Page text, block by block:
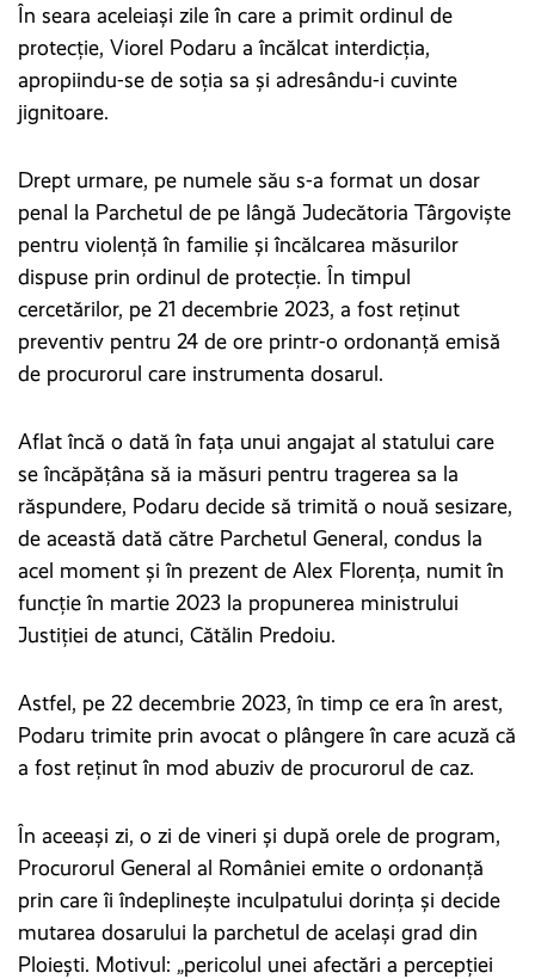
În seara aceleiași zile în care a primit ordinul de
protecție, Viorel Podaru a încălcat interdicția,
apropiindu-se de soția sa și adresându-i cuvinte
jignitoare.
Drept urmare, pe numele său s-a format un dosar
penal la Parchetul de pe lângă Judecătoria Târgoviște
pentru violență în familie și încălcarea măsurilor
dispuse prin ordinul de protecție. În timpul
cercetărilor, pe 21 decembrie 2023, a fost reținut
preventiv pentru 24 de ore printr-o ordonanță emisă
de procurorul care instrumenta dosarul.
Aflat încă o dată în fața unui angajat al statului care
se încăpățâna să ia măsuri pentru tragerea sa la
răspundere, Podaru decide să trimită o nouă sesizare,
de această dată către Parchetul General, condus la
acel moment și în prezent de Alex Florența, numit în
funcție în martie 2023 la propunerea ministrului
Justiției de atunci, Cătălin Predoiu.
Astfel, pe 22 decembrie 2023, în timp ce era în arest,
Podaru trimite prin avocat o plângere în care acuză că
a fost reținut în mod abuziv de procurorul de caz.
În aceeași zi, o zi de vineri și după orele de program,
Procurorul General al României emite o ordonanță
prin care îi îndeplinește inculpatului dorința și decide
mutarea dosarului la parchetul de același grad din
Ploiești. Motivul: „pericolul unei afectări a percepției